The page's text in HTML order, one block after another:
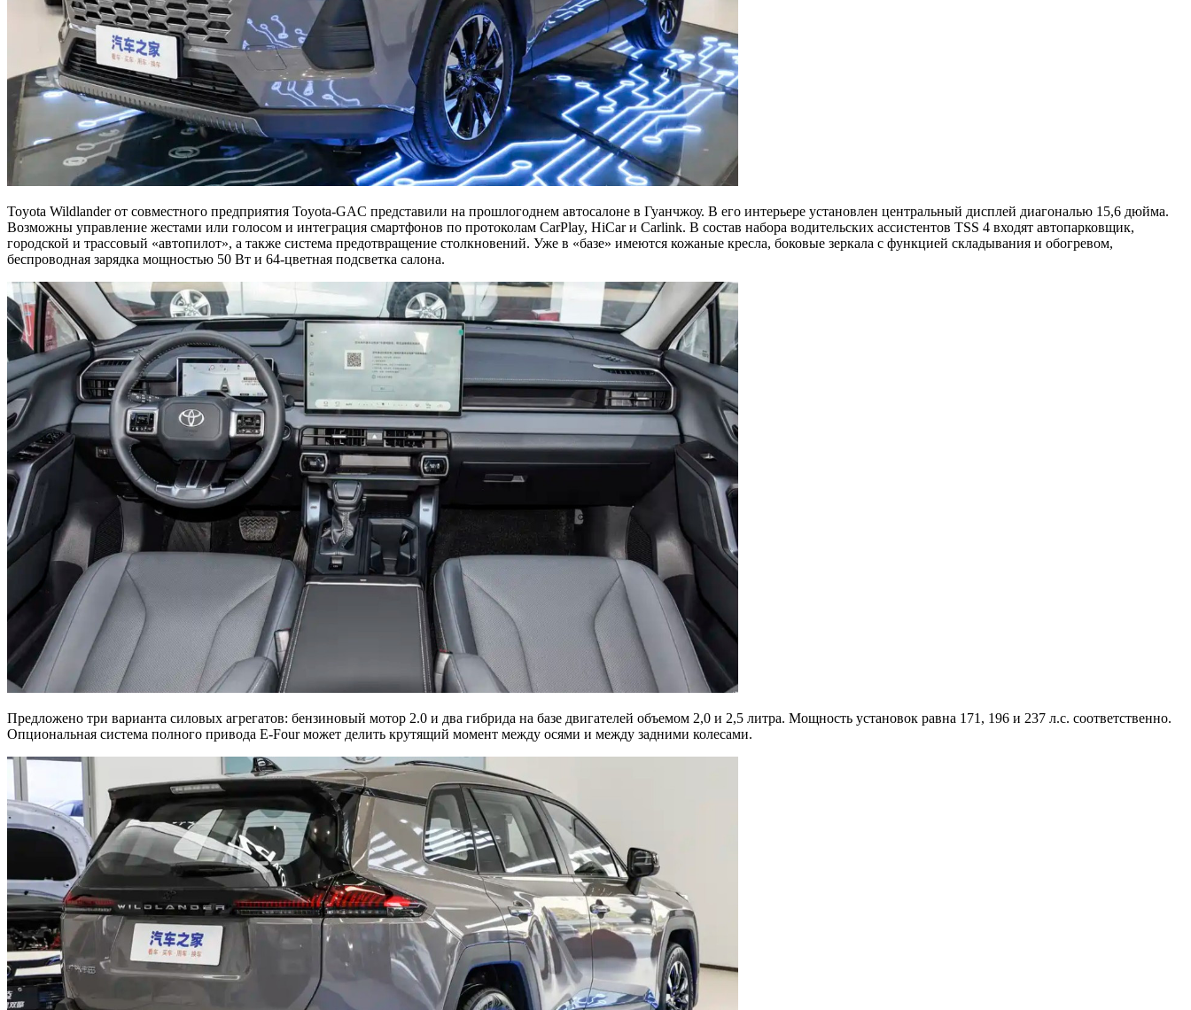
Toyota Wildlander от совместного предприятия Toyota-GAC представили на прошлогоднем автосалоне в Гуанчжоу. В его интерьере установлен центральный дисплей диагональю 15,6 дюйма.
Возможны управление жестами или голосом и интеграция смартфонов по протоколам CarPlay, HiCar и Carlink. В состав набора водительских ассистентов TSS 4 входят автопарковщик,
городской и трассовый «автопилот», а также система предотвращение столкновений. Уже в «базе» имеются кожаные кресла, боковые зеркала с функцией складывания и обогревом,
беспроводная зарядка мощностью 50 Вт и 64-цветная подсветка салона.
Предложено три варианта силовых агрегатов: бензиновый мотор 2.0 и два гибрида на базе двигателей объемом 2,0 и 2,5 литра. Мощность установок равна 171, 196 и 237 л.с. соответственно.
Опциональная система полного привода E-Four может делить крутящий момент между осями и между задними колесами.